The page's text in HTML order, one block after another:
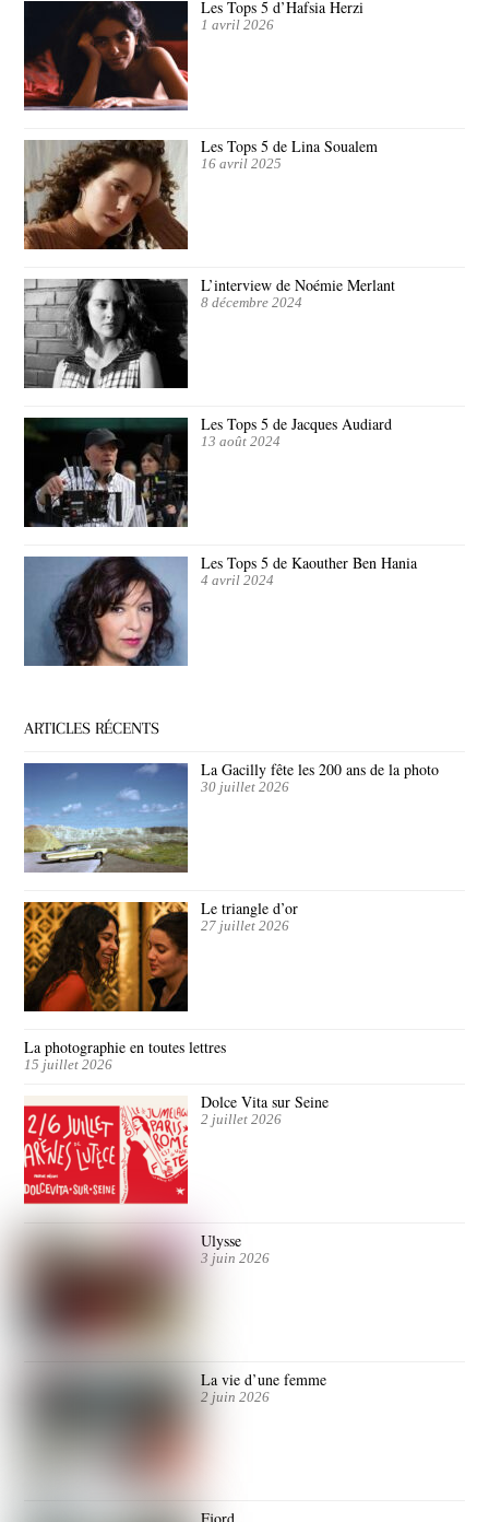
Les Tops 5 d’Hafsia Herzi
1 avril 2026
Les Tops 5 de Lina Soualem
16 avril 2025
L’interview de Noémie Merlant
8 décembre 2024
Les Tops 5 de Jacques Audiard
13 août 2024
Les Tops 5 de Kaouther Ben Hania
4 avril 2024
ARTICLES RÉCENTS
La Gacilly fête les 200 ans de la photo
30 juillet 2026
Le triangle d’or
27 juillet 2026
La photographie en toutes lettres
15 juillet 2026
Dolce Vita sur Seine
2 juillet 2026
Ulysse
3 juin 2026
La vie d’une femme
2 juin 2026
Fjord